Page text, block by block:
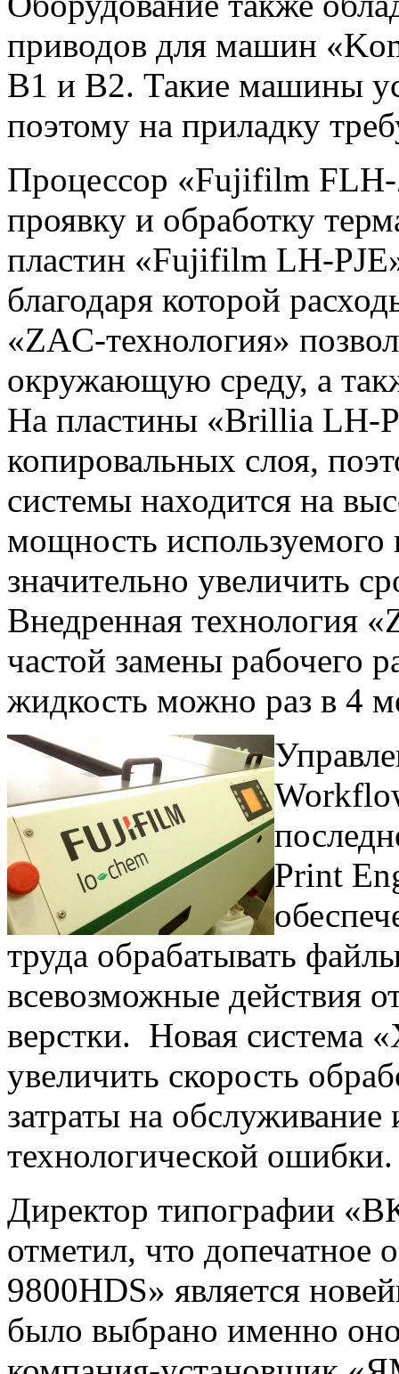
приводов для машин
B1 и B2. Такие машины
поэтому на приладку
Процессор «Fujifilm
проявку и обработку
пластин «Fujifilm LH-
благодаря которой
«ZAC-технология»
окружающую среду, а
На пластины «Brillia LH-
копировальных слоя,
системы находится на
мощность используемого
значительно увеличить
Внедренная технология
частой замены рабочего
жидкость можно раз в 4
Print
труда обрабатывать
всевозможные действия
верстки. Новая система
увеличить скорость
затраты на обслуживание
технологической ошибки.
Директор типографии
отметил, что
9800HDS» является
было выбрано именно